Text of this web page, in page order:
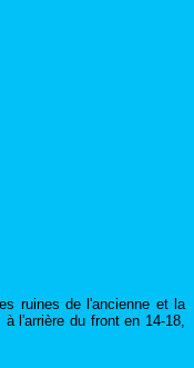
ruines de l'ancienne et la
l'arrière du front en 14-18,